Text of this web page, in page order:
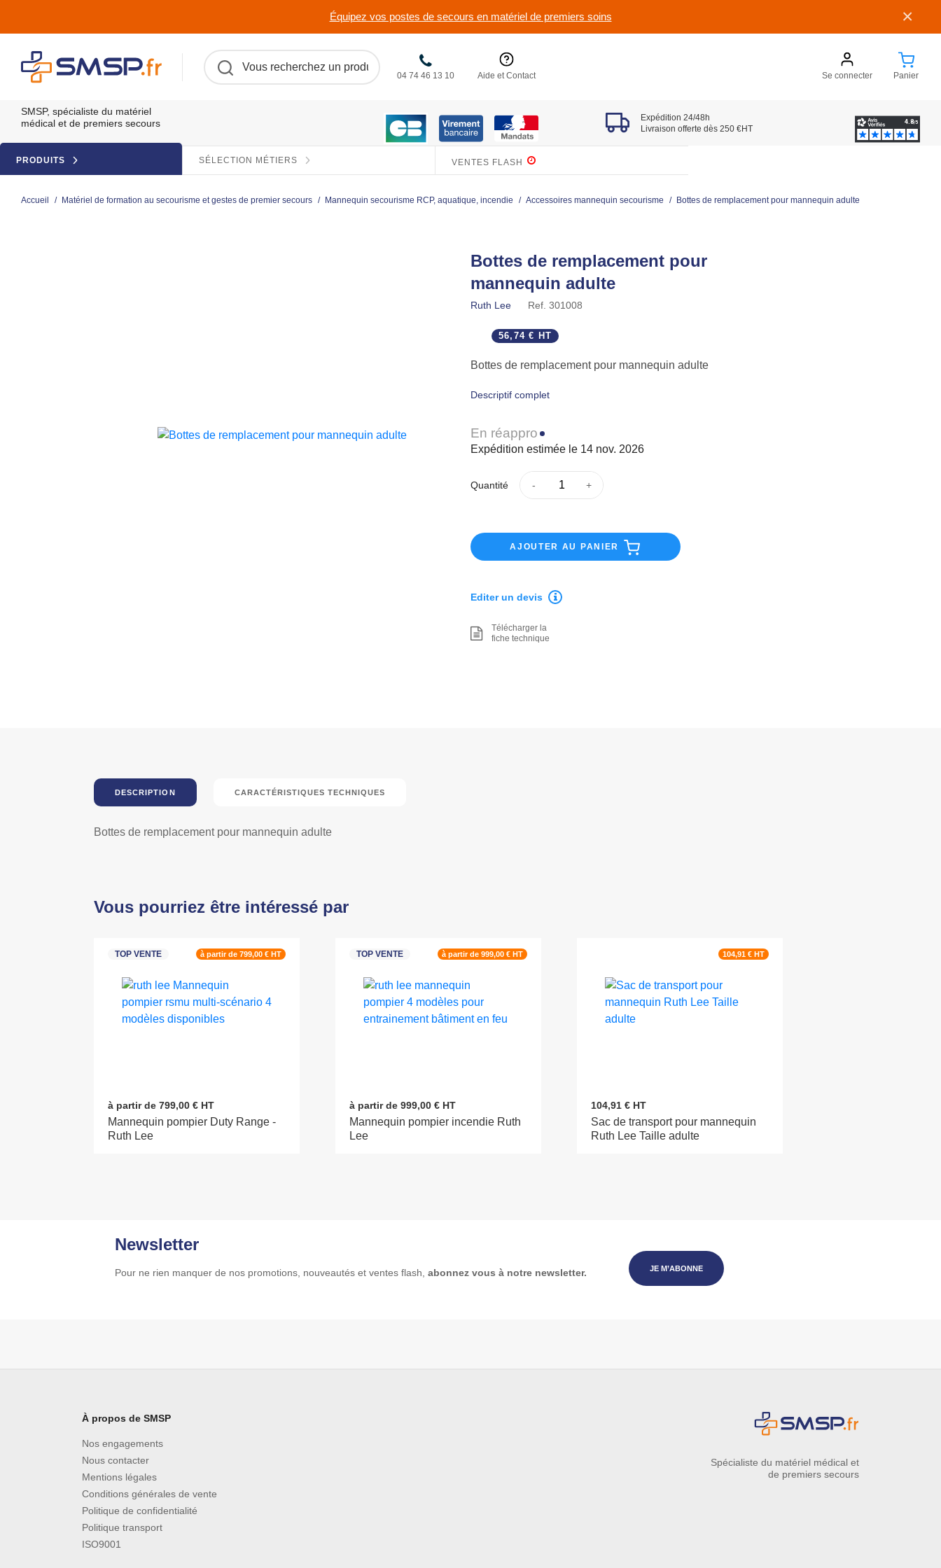
Équipez vos postes de secours en matériel de premiers soins ×
04 74 46 13 10 Aide et Contact Se connecter Panier
SMSP, spécialiste du matériel
médical et de premiers secours
Expédition 24/48h
Livraison offerte dès 250 €HT
PRODUITS SÉLECTION MÉTIERS VENTES FLASH
Accueil / Matériel de formation au secourisme et gestes de premier secours / Mannequin secourisme RCP, aquatique, incendie / Accessoires mannequin secourisme / Bottes de remplacement pour mannequin adulte
Bottes de remplacement pour
mannequin adulte
Ruth Lee Ref. 301008
56,74 € HT
Bottes de remplacement pour mannequin adulte
Descriptif complet
En réappro
Expédition estimée le 14 nov. 2026
Quantité
AJOUTER AU PANIER
Editer un devis
Télécharger la
fiche technique
DESCRIPTION CARACTÉRISTIQUES TECHNIQUES
Bottes de remplacement pour mannequin adulte
Vous pourriez être intéressé par
TOP VENTE à partir de 799,00 € HT
à partir de 799,00 € HT
Mannequin pompier Duty Range -
Ruth Lee
TOP VENTE à partir de 999,00 € HT
à partir de 999,00 € HT
Mannequin pompier incendie Ruth
Lee
104,91 € HT
104,91 € HT
Sac de transport pour mannequin
Ruth Lee Taille adulte
Newsletter
Pour ne rien manquer de nos promotions, nouveautés et ventes flash,abonnez vous à notre newsletter. JE M’ABONNE
À propos de SMSP
Nos engagements
Nous contacter
Mentions légales
Conditions générales de vente
Politique de confidentialité
Politique transport
ISO9001
Spécialiste du matériel médical et
de premiers secours